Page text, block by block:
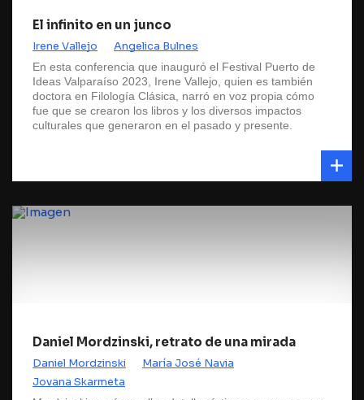
El infinito en un junco
Irene Vallejo Angelica Bulnes
En esta conferencia que inauguró el Festival Puerto de
Ideas Valparaíso 2023, Irene Vallejo, quien es también
doctora en Filología Clásica, narró en voz propia cómo
fue que se crearon los libros y los diversos impactos
culturales que generaron en el pasado y presente.
Daniel Mordzinski, retrato de una mirada
Daniel Mordzinski
María José Navia
Jovana Skarmeta